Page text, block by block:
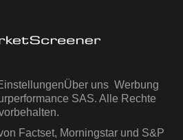
Über uns Werbung
SAS. Alle Rechte
Factset, Morningstar und S&P